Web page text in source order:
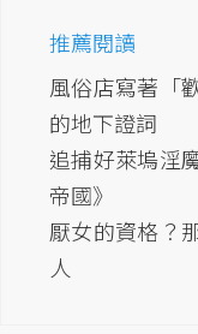
推薦閱讀
風俗店寫著「
的地下證詞
追捕好萊塢淫
帝國》
厭女的資格？
人